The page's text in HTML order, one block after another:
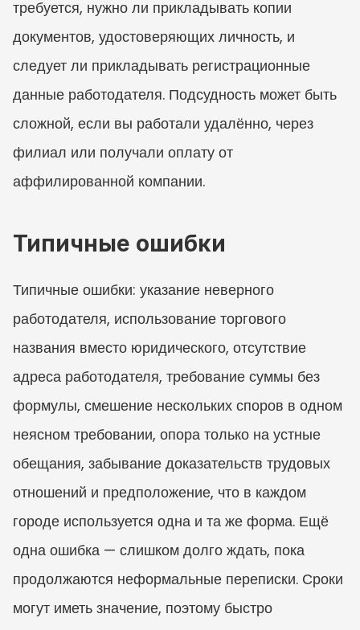
требуется, нужно ли прикладывать копии
документов, удостоверяющих личность, и
следует ли прикладывать регистрационные
данные работодателя. Подсудность может быть
сложной, если вы работали удалённо, через
филиал или получали оплату от
аффилированной компании.
Типичные ошибки
Типичные ошибки: указание неверного
работодателя, использование торгового
названия вместо юридического, отсутствие
адреса работодателя, требование суммы без
формулы, смешение нескольких споров в одном
неясном требовании, опора только на устные
обещания, забывание доказательств трудовых
отношений и предположение, что в каждом
городе используется одна и та же форма. Ещё
одна ошибка — слишком долго ждать, пока
продолжаются неформальные переписки. Сроки
могут иметь значение, поэтому быстро